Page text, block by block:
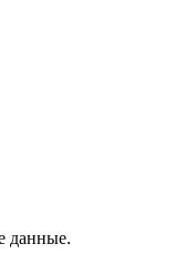
данные.